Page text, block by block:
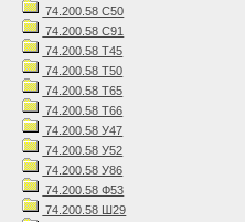
74.200.58 С50
74.200.58 С91
74.200.58 Т45
74.200.58 Т50
74.200.58 Т65
74.200.58 Т66
74.200.58 У47
74.200.58 У52
74.200.58 У86
74.200.58 Ф53
74.200.58 Ш29